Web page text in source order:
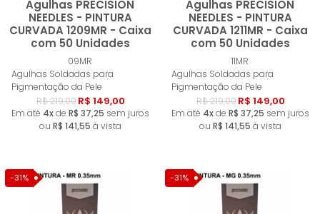
Agulhas PRECISION
NEEDLES - PINTURA
CURVADA 1209MR - Caixa
com 50 Unidades
09MR
Agulhas Soldadas para
Pigmentação da Pele
R$ 219,00R$ 149,00
Em até 4xde R$ 37,25 sem juros
ou R$ 141,55 à vista
Comprar
Agulhas PRECISION
NEEDLES - PINTURA
CURVADA 1211MR - Caixa
com 50 Unidades
11MR
Agulhas Soldadas para
Pigmentação da Pele
R$ 219,00R$ 149,00
Em até 4xde R$ 37,25 sem juros
ou R$ 141,55 à vista
-31% -31%